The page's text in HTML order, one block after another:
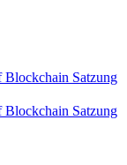
Blockchain Satzung
Blockchain Satzung